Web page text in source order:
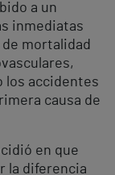
a un
inmediatas
mortalidad
los accidentes
causa de
en que
la diferencia